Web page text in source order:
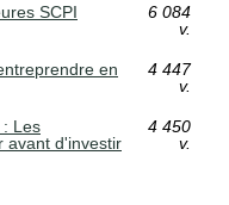
SCPI
6 084
v.
en
4 447
v.
: Les
avant d'investir
4 450
v.